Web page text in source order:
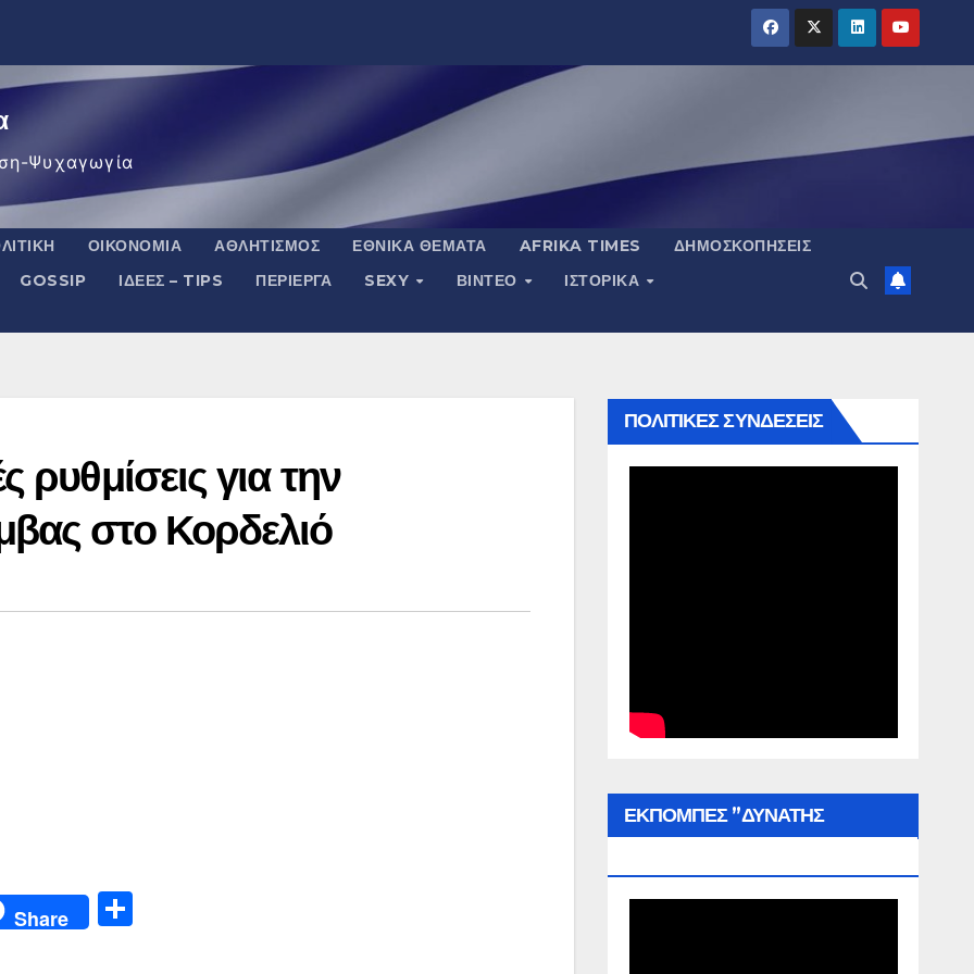
Ψυχαγωγία
ΟΙΚΟΝΟΜΊΑ ΑΘΛΗΤΙΣΜΌΣ ΕΘΝΙΚΆ ΘΈΜΑΤΑ AFRIKA TIMES
ΔΗΜΟΣΚΟΠΉΣΕΙΣ
GOSSIP ΙΔΈΕΣ – TIPS ΠΕΡΊΕΡΓΑ SEXY ΒΙΝΤΕΟ
ΙΣΤΟΡΙΚΆ
ρυθμίσεις για την
στο Κορδελιό
Share
ΠΟΛΙΤΙΚΕΣ ΣΥΝΔΕΣΕΙΣ
ΕΚΠΟΜΠΕΣ ”ΔΥΝΑΤΗΣ